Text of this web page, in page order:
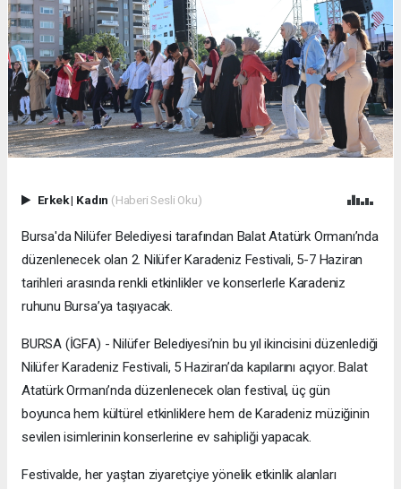
Erkek| Kadın (Haberi Sesli Oku)
Bursa'da Nilüfer Belediyesi tarafından Balat Atatürk Ormanı’nda
düzenlenecek olan 2. Nilüfer Karadeniz Festivali, 5-7 Haziran
tarihleri arasında renkli etkinlikler ve konserlerle Karadeniz
ruhunu Bursa’ya taşıyacak.
BURSA (İGFA) - Nilüfer Belediyesi’nin bu yıl ikincisini düzenlediği
Nilüfer Karadeniz Festivali, 5 Haziran’da kapılarını açıyor. Balat
Atatürk Ormanı’nda düzenlenecek olan festival, üç gün
boyunca hem kültürel etkinliklere hem de Karadeniz müziğinin
sevilen isimlerinin konserlerine ev sahipliği yapacak.
Festivalde, her yaştan ziyaretçiye yönelik etkinlik alanları